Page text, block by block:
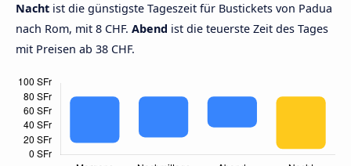
Nacht ist die günstigste Tageszeit für Bustickets von Padua
nach Rom, mit 8 CHF. Abend ist die teuerste Zeit des Tages
mit Preisen ab 38 CHF.